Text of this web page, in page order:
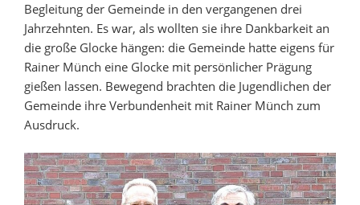
Begleitung der Gemeinde in den vergangenen drei
Jahrzehnten. Es war, als wollten sie ihre Dankbarkeit an
die große Glocke hängen: die Gemeinde hatte eigens für
Rainer Münch eine Glocke mit persönlicher Prägung
gießen lassen. Bewegend brachten die Jugendlichen der
Gemeinde ihre Verbundenheit mit Rainer Münch zum
Ausdruck.